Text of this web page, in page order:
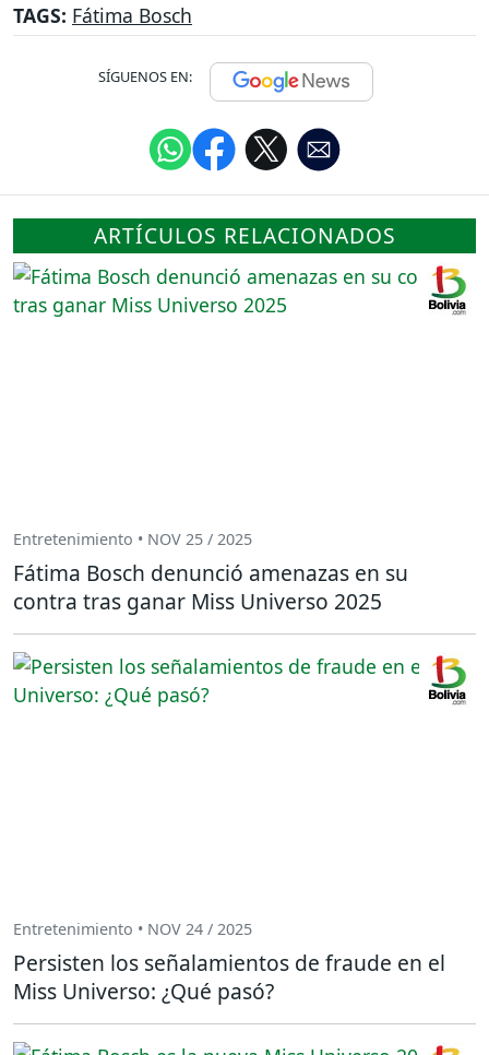
TAGS: Fátima Bosch
SÍGUENOS EN:
ARTÍCULOS RELACIONADOS
Entretenimiento • NOV 25 / 2025
Fátima Bosch denunció amenazas en su
contra tras ganar Miss Universo 2025
Entretenimiento • NOV 24 / 2025
Persisten los señalamientos de fraude en el
Miss Universo: ¿Qué pasó?